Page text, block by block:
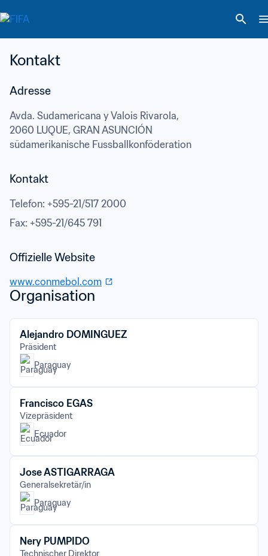
Kontakt
Adresse
Avda. Sudamericana y Valois Rivarola,
2060 LUQUE, GRAN ASUNCIÓN
südamerikanische Fussballkonföderation
Kontakt
Telefon: +595-21/517 2000
Fax: +595-21/645 791
www.conmebol.com
Organisation
Alejandro DOMINGUEZ
Präsident
Paraguay
Francisco EGAS
Vizepräsident
Ecuador
Jose ASTIGARRAGA
Generalsekretär/in
Paraguay
Nery PUMPIDO
Technischer Direktor